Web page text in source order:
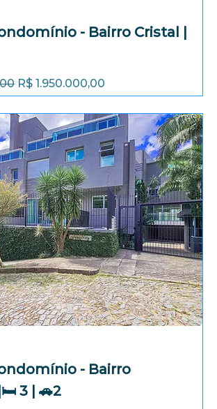
- Bairro Cristal |
Preço promocional
R$ 1.950.000,00
- Bairro
3 | 🚗2